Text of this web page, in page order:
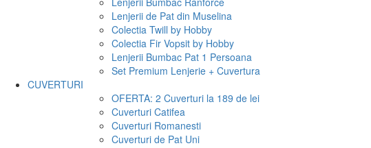
Lenjerii de Pat din Muselina
Colectia Twill by Hobby
Colectia Fir Vopsit by Hobby
Lenjerii Bumbac Pat 1 Persoana
Set Premium Lenjerie + Cuvertura
CUVERTURI
OFERTA: 2 Cuverturi la 189 de lei
Cuverturi Catifea
Cuverturi Romanesti
Cuverturi de Pat Uni